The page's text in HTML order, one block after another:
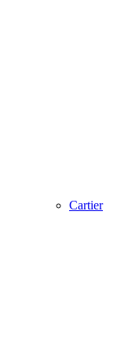
Cartier